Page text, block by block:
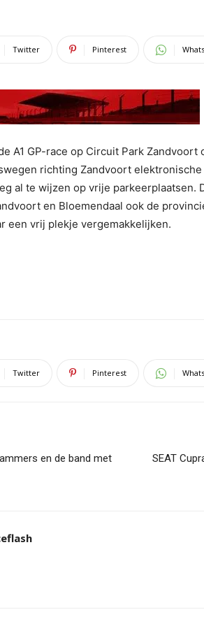
Twitter Pinterest
A1 GP-race op Circuit Park
richting Zandvoort
al te wijzen op vrije parkeerplaatsen.
en Bloemendaal ook de
een vrij plekje vergemakkelijken.
Twitter Pinterest
en de band met
SEAT